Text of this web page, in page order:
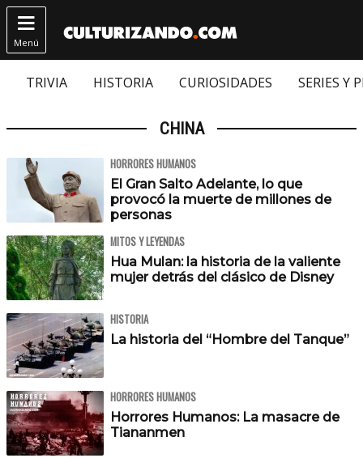

Menú
TRIVIA HISTORIA CURIOSIDADES SERIES Y
CHINA
HORRORES HUMANOS
El Gran Salto Adelante, lo que
provocó la muerte de millones de
personas
MITOS Y LEYENDAS
Hua Mulan: la historia de la valiente
mujer detrás del clásico de Disney
HISTORIA
La historia del “Hombre del Tanque”
HORRORES HUMANOS
Horrores Humanos: La masacre de
Tiananmen